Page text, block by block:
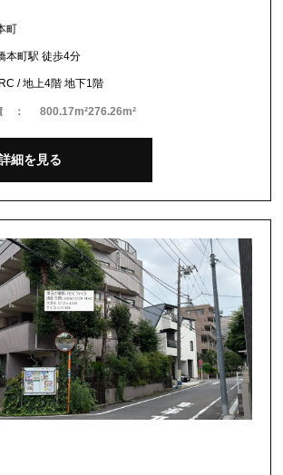
町
本町駅 徒歩4分
/ 地上4階 地下1階
： 800.17m²276.26m²
細を見る